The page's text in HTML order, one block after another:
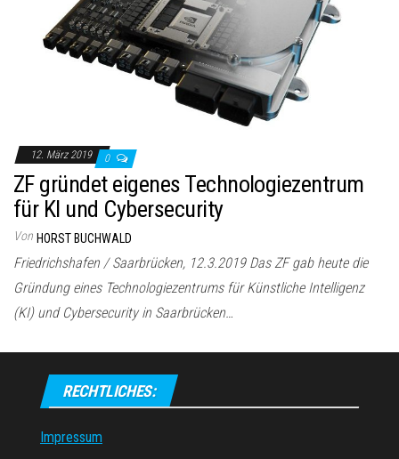
12. März 2019 0
ZF gründet eigenes Technologiezentrum
für KI und Cybersecurity
Von HORST BUCHWALD
Friedrichshafen / Saarbrücken, 12.3.2019 Das ZF gab heute die
Gründung eines Technologiezentrums für Künstliche Intelligenz
(KI) und Cybersecurity in Saarbrücken…
RECHTLICHES:
Impressum